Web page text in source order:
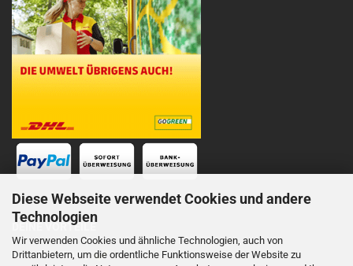
Diese Webseite verwendet Cookies und andere
Technologien
Wir verwenden Cookies und ähnliche Technologien, auch von
Drittanbietern, um die ordentliche Funktionsweise der Website zu
DEINE VORTEILE
Schnelle Lieferung